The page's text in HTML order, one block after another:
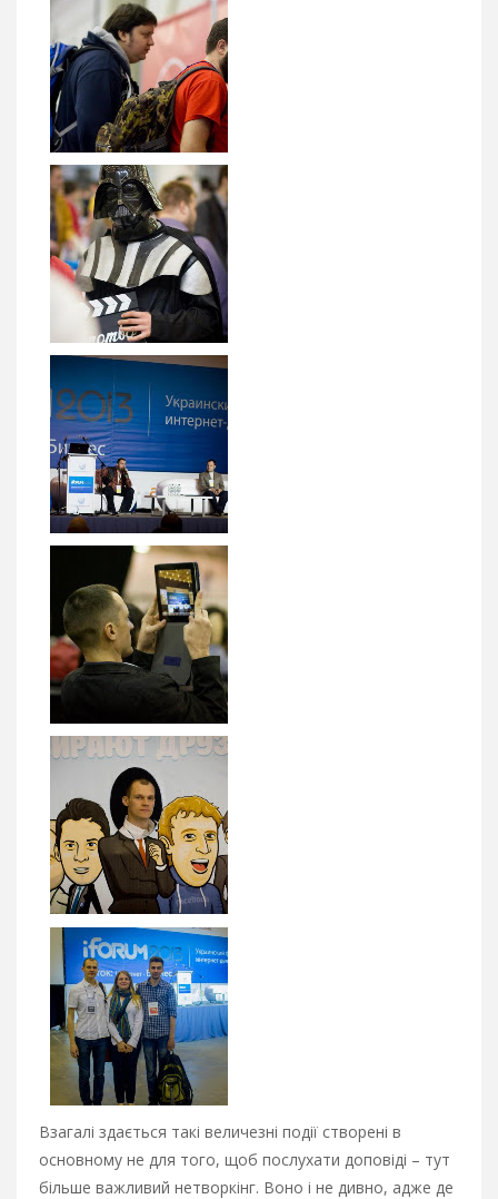
Взагалі здається такі величезні події створені в
основному не для того, щоб послухати доповіді – тут
більше важливий нетворкінг. Воно і не дивно, адже де